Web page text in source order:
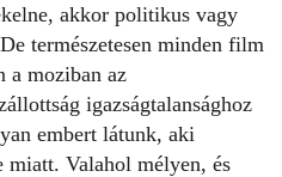
akkor politikus vagy
természetesen minden film
a moziban az
igazságtalansághoz
embert látunk, aki
miatt. Valahol mélyen, és